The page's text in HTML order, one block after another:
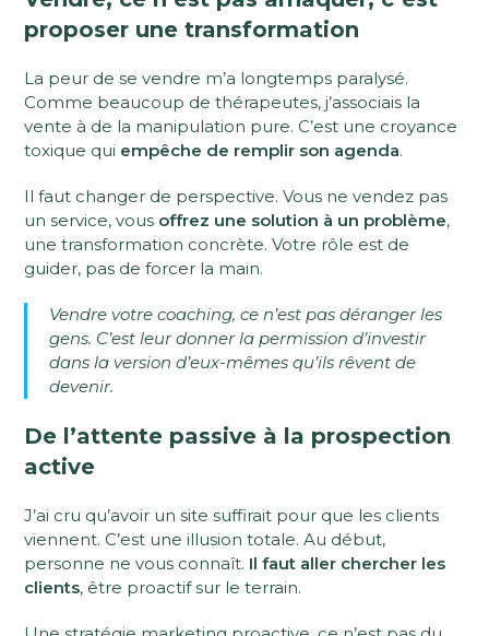
proposer une transformation
La peur de se vendre m’a longtemps paralysé.
Comme beaucoup de thérapeutes, j’associais la
vente à de la manipulation pure. C’est une croyance
toxique qui empêche de remplir son agenda.
Il faut changer de perspective. Vous ne vendez pas
un service, vous offrez une solution à un problème,
une transformation concrète. Votre rôle est de
guider, pas de forcer la main.
Vendre votre coaching, ce n’est pas déranger les
gens. C’est leur donner la permission d’investir
dans la version d’eux-mêmes qu’ils rêvent de
devenir.
De l’attente passive à la prospection
active
J’ai cru qu’avoir un site suffirait pour que les clients
viennent. C’est une illusion totale. Au début,
personne ne vous connaît. Il faut aller chercher les
clients, être proactif sur le terrain.